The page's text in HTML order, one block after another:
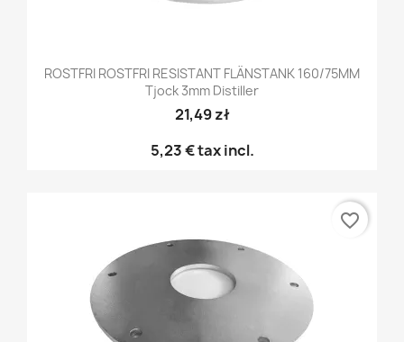
ROSTFRI ROSTFRI RESISTANT FLÄNSTANK 160/75MM
Tjock 3mm Distiller
21,49 zł
5,23 €tax incl.
favorite_border